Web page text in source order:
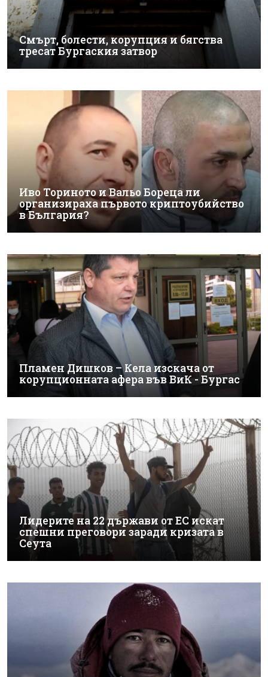
Смърт, болести, корупция и бягства
тресат Бургаския затвор
Иво Ториното и Вальо Бореца ли
организираха първото криптоубийство
в България?
Пламен Дишков – Кела изскача от
корупционната афера във ВиК - Бургас
Лидерите на 22 държави от ЕС искат
спешни преговори заради кризата в
Сеута